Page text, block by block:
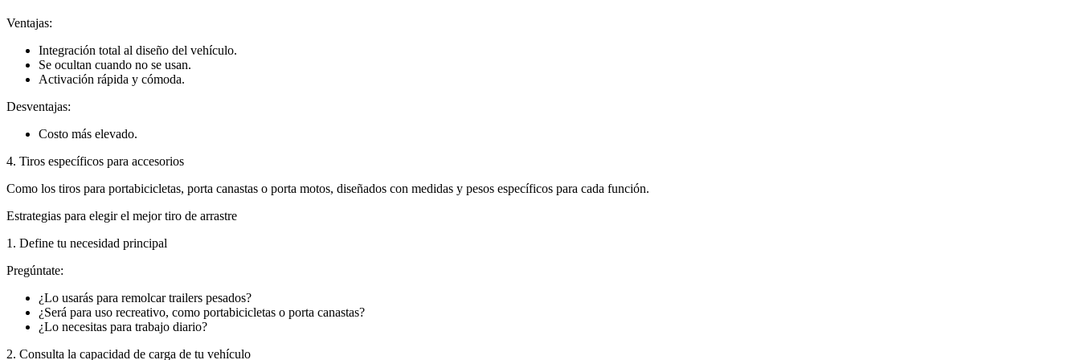
Ventajas:
Integración total al diseño del vehículo.
Se ocultan cuando no se usan.
Activación rápida y cómoda.
Desventajas:
Costo más elevado.
4. Tiros específicos para accesorios
Como los tiros para portabicicletas, porta canastas o porta motos, diseñados con medidas y pesos específicos para cada función.
Estrategias para elegir el mejor tiro de arrastre
1. Define tu necesidad principal
Pregúntate:
¿Lo usarás para remolcar trailers pesados?
¿Será para uso recreativo, como portabicicletas o porta canastas?
¿Lo necesitas para trabajo diario?
2. Consulta la capacidad de carga de tu vehículo